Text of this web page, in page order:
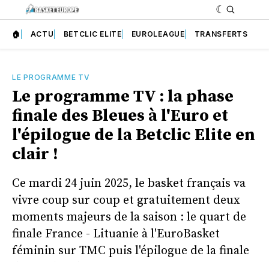
🏠 ACTU BETCLIC ELITE EUROLEAGUE TRANSFERTS
LE PROGRAMME TV
Le programme TV : la phase
finale des Bleues à l'Euro et
l'épilogue de la Betclic Elite en
clair !
Ce mardi 24 juin 2025, le basket français va
vivre coup sur coup et gratuitement deux
moments majeurs de la saison : le quart de
finale France - Lituanie à l'EuroBasket
féminin sur TMC puis l'épilogue de la finale